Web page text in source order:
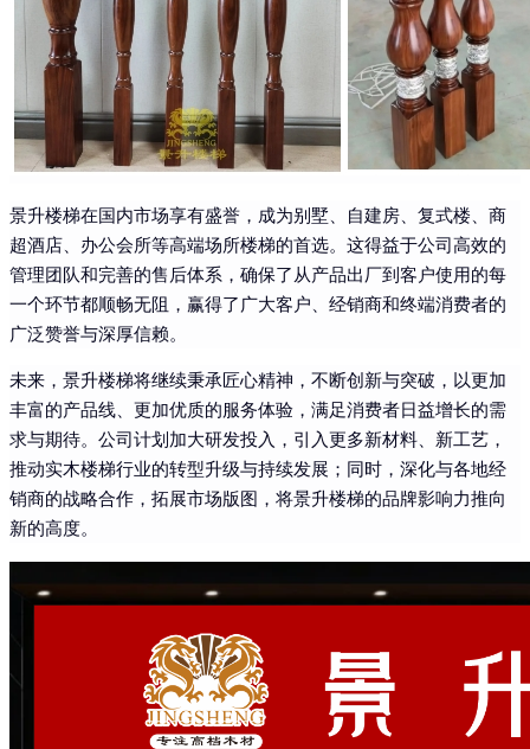
景升楼梯在国内市场享有盛誉，成为别墅、自建房、复式楼、商
超酒店、办公会所等高端场所楼梯的首选。这得益于公司高效的
管理团队和完善的售后体系，确保了从产品出厂到客户使用的每
一个环节都顺畅无阻，赢得了广大客户、经销商和终端消费者的
广泛赞誉与深厚信赖。
未来，景升楼梯将继续秉承匠心精神，不断创新与突破，以更加
丰富的产品线、更加优质的服务体验，满足消费者日益增长的需
求与期待。公司计划加大研发投入，引入更多新材料、新工艺，
推动实木楼梯行业的转型升级与持续发展；同时，深化与各地经
销商的战略合作，拓展市场版图，将景升楼梯的品牌影响力推向
新的高度。